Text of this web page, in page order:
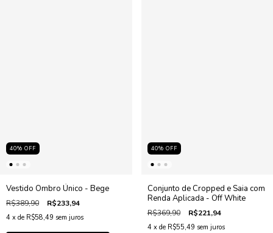
40% OFF
Vestido Ombro Único - Bege
R$389,90 R$233,94
4 x de R$58,49 sem juros
40% OFF
Conjunto de Cropped e Saia com
Renda Aplicada - Off White
R$369,90 R$221,94
4 x de R$55,49 sem juros